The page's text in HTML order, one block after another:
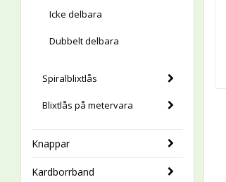
Icke delbara
Dubbelt delbara
Spiralblixtlås
Blixtlås på metervara
Knappar
Kardborrband